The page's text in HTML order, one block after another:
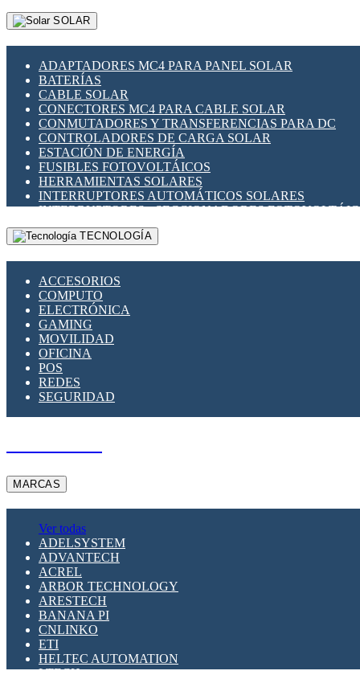
SOLAR
ADAPTADORES MC4 PARA PANEL SOLAR
BATERÍAS
CABLE SOLAR
CONECTORES MC4 PARA CABLE SOLAR
CONMUTADORES Y TRANSFERENCIAS PARA DC
CONTROLADORES DE CARGA SOLAR
ESTACIÓN DE ENERGÍA
FUSIBLES FOTOVOLTÁICOS
HERRAMIENTAS SOLARES
INTERRUPTORES AUTOMÁTICOS SOLARES
INTERRUPTORES - SECCIONADORES
MONTAJE PANEL SOLAR
PORTA FUSIBLES Y SECCIONADORES
TECNOLOGÍA
ACCESORIOS
COMPUTO
ELECTRÓNICA
GAMING
MOVILIDAD
OFICINA
POS
REDES
SEGURIDAD
MARCAS
Ver todas
ADELSYSTEM
ADVANTECH
ACREL
ARBOR TECHNOLOGY
ARESTECH
BANANA PI
CNLINKO
ETI
HELTEC AUTOMATION
LTECH